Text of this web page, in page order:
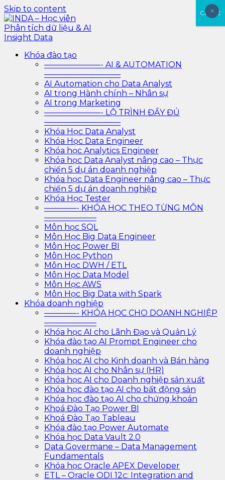
Skip to content
INDA – Học viên Phân tích dữ liệu & AI Insight Data
INDA – Học viện Đào tạo phân tích dữ liệu & AI chuyên
sâu cho ngành ngân hàng – bảo hiểm – chứng khoán
và doanh nghiệp với các project thực tế, cá nhân hóa
lộ trình với AI
Khóa đào tạo
———————- AI & AUTOMATION
—————————–
AI Automation cho Data Analyst
AI trong Hành chính – Nhân sự
AI trong Marketing
———————- LỘ TRÌNH ĐẦY ĐỦ
—————————–
Khóa Học Data Analyst
Khóa Học Data Engineer
Khóa học Analytics Engineer
Khóa học Data Analyst nâng cao – Thực
chiến 5 dự án doanh nghiệp
Khóa học Data Engineer nâng cao – Thực
chiến 5 dự án doanh nghiệp
Khóa Học Tester
————- KHÓA HỌC THEO TỪNG MÔN
——————–
Môn học SQL
Môn Học Big Data Engineer
Môn Học Power BI
Môn Học Python
Môn Học DWH / ETL
Môn Học Data Model
Môn Học AWS
Môn Học Big Data with Spark
Khóa doanh nghiệp
————- KHÓA HỌC CHO DOANH NGHIỆP
——————–
Khóa học AI cho Lãnh Đạo và Quản Lý
Khóa đào tạo AI Prompt Engineer cho
doanh nghiệp
Khóa học AI cho Kinh doanh và Bán hàng
Khóa học AI cho Nhân sự (HR)
Khóa học AI cho Doanh nghiệp sản xuất
Khóa học đào tạo AI cho bất động sản
Khóa học đào tạo AI cho chứng khoán
Khoá Đào Tạo Power BI
Khoá Đào Tạo Tableau
Khóa đào tạo Power Automate
Khóa học Data Vault 2.0
Data Govermane – Data Management
Fundamentals
Khóa học Oracle APEX Developer
ETL – Oracle ODI 12c: Integration and
×
CLOSE
×